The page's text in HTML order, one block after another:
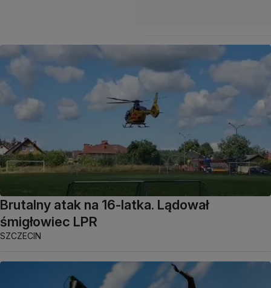
Brutalny atak na 16-latka. Lądował
śmigłowiec LPR
SZCZECIN